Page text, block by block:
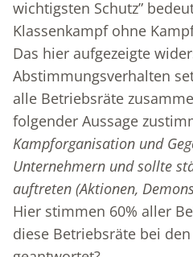
wichtigsten Schutz”
Klassenkampf ohne
Das hier aufgezeigte
Abstimmungsverhalten
alle Betriebsräte
folgender Aussage
Kampforganisation und
Unternehmern und sollte
auftreten (Aktionen,
Hier stimmen 60% aller
diese Betriebsräte bei